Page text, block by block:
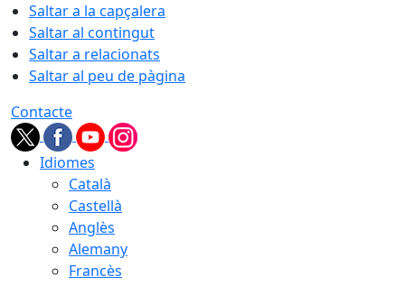
Saltar a la capçalera
Saltar al contingut
Saltar a relacionats
Saltar al peu de pàgina
Contacte
Idiomes
Català
Castellà
Anglès
Alemany
Francès